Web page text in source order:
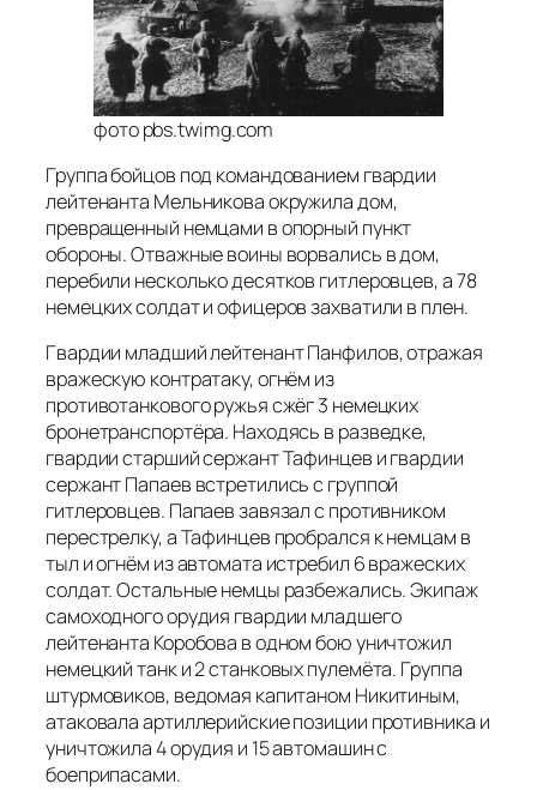
фото pbs.twimg.com
Группа бойцов под командованием гвардии
лейтенанта Мельникова окружила дом,
превращенный немцами в опорный пункт
обороны. Отважные воины ворвались в дом,
перебили несколько десятков гитлеровцев, а 78
немецких солдат и офицеров захватили в плен.
Гвардии младший лейтенант Панфилов, отражая
вражескую контратаку, огнём из
противотанкового ружья сжёг 3 немецких
бронетранспортёра. Находясь в разведке,
гвардии старший сержант Тафинцев и гвардии
сержант Папаев встретились с группой
гитлеровцев. Папаев завязал с противником
перестрелку, а Тафинцев пробрался к немцам в
тыл и огнём из автомата истребил 6 вражеских
солдат. Остальные немцы разбежались. Экипаж
самоходного орудия гвардии младшего
лейтенанта Коробова в одном бою уничтожил
немецкий танк и 2 станковых пулемёта. Группа
штурмовиков, ведомая капитаном Никитиным,
атаковала артиллерийские позиции противника и
уничтожила 4 орудия и 15 автомашин с
боеприпасами.